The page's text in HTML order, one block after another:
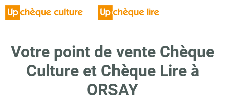
Votre point de vente Chèque
Culture et Chèque Lire à
ORSAY